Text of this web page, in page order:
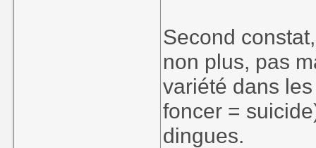
Second
non plus, pas
variété dans
foncer =
dingues.